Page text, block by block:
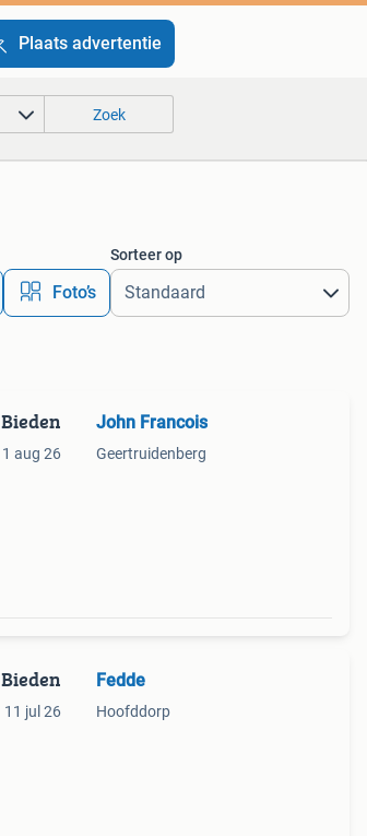
Plaats advertentie
Zoek
Foto’s
Sorteer op
Bieden
1 aug 26
John Francois
Geertruidenberg
Bieden
11 jul 26
Fedde
Hoofddorp